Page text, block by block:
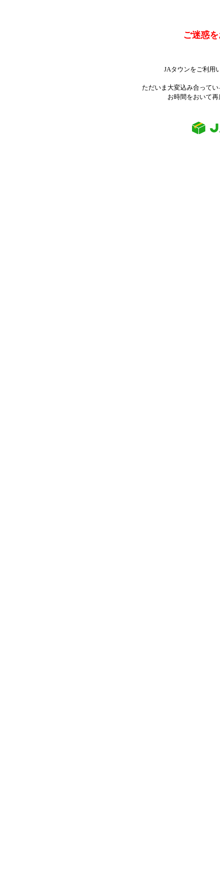
ご迷惑
JAタウンをご利用
ただいま大変込み合って
お時間をおいて